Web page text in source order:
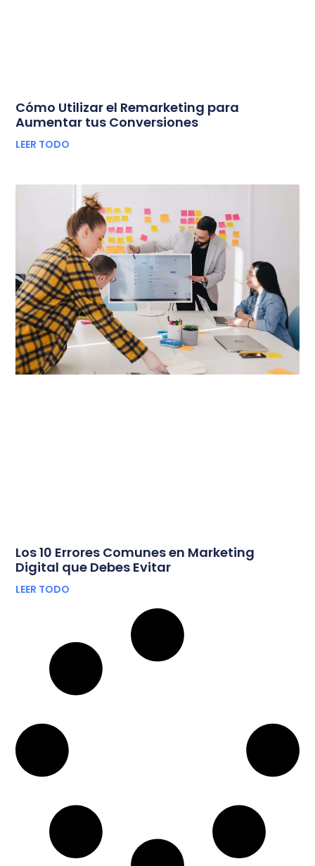
Cómo Utilizar el Remarketing para
Aumentar tus Conversiones
LEER TODO
Los 10 Errores Comunes en Marketing
Digital que Debes Evitar
LEER TODO